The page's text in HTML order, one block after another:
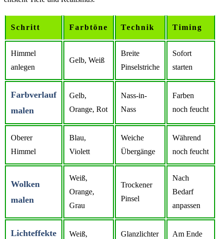
Schritt Farbtöne Technik Timing
Himmel
anlegen
Gelb, Weiß
Breite
Pinselstriche
Sofort
starten
Farbverlauf
malen
Gelb,
Orange, Rot
Nass-in-
Nass
Farben
noch feucht
Oberer
Himmel
Blau,
Violett
Weiche
Übergänge
Während
noch feucht
Wolken
malen
Weiß,
Orange,
Grau
Trockener
Pinsel
Nach
Bedarf
anpassen
Lichteffekte
Weiß,
Glanzlichter
Am Ende